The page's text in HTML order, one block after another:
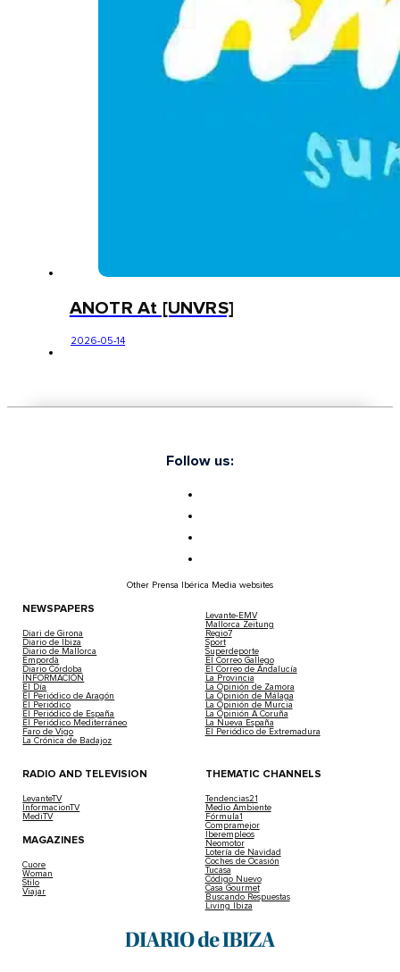
ANOTR At [UNVRS]
2026-05-14
Follow us:
Other Prensa Ibérica Media websites
NEWSPAPERS
Diari de Girona
Diario de Ibiza
Diario de Mallorca
Empordà
Diario Córdoba
INFORMACIÓN
El Día
El Periódico de Aragón
El Periódico
El Periódico de España
El Periódico Mediterráneo
Faro de Vigo
La Crónica de Badajoz
Levante-EMV
Mallorca Zeitung
Regio7
Sport
Superdeporte
El Correo Gallego
El Correo de Andalucía
La Provincia
La Opinión de Zamora
La Opinión de Málaga
La Opinión de Murcia
La Opinión A Coruña
La Nueva España
El Periódico de Extremadura
RADIO AND TELEVISION
LevanteTV
InformacionTV
MediTV
MAGAZINES
Cuore
Woman
Stilo
Viajar
THEMATIC CHANNELS
Tendencias21
Medio Ambiente
Fórmula1
Compramejor
Iberempleos
Neomotor
Lotería de Navidad
Coches de Ocasión
Tucasa
Código Nuevo
Casa Gourmet
Buscando Respuestas
Living Ibiza